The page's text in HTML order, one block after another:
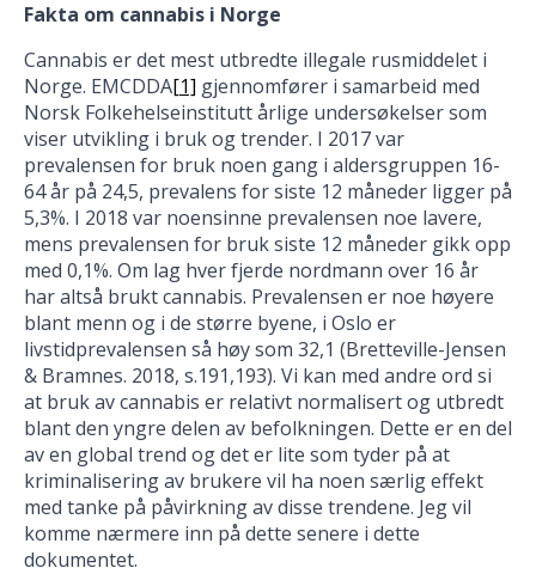
Fakta om cannabis i Norge
Cannabis er det mest utbredte illegale rusmiddelet i
Norge. EMCDDA[1] gjennomfører i samarbeid med
Norsk Folkehelseinstitutt årlige undersøkelser som
viser utvikling i bruk og trender. I 2017 var
prevalensen for bruk noen gang i aldersgruppen 16-
64 år på 24,5, prevalens for siste 12 måneder ligger på
5,3%. I 2018 var noensinne prevalensen noe lavere,
mens prevalensen for bruk siste 12 måneder gikk opp
med 0,1%. Om lag hver fjerde nordmann over 16 år
har altså brukt cannabis. Prevalensen er noe høyere
blant menn og i de større byene, i Oslo er
livstidprevalensen så høy som 32,1 (Bretteville-Jensen
& Bramnes. 2018, s.191,193). Vi kan med andre ord si
at bruk av cannabis er relativt normalisert og utbredt
blant den yngre delen av befolkningen. Dette er en del
av en global trend og det er lite som tyder på at
kriminalisering av brukere vil ha noen særlig effekt
med tanke på påvirkning av disse trendene. Jeg vil
komme nærmere inn på dette senere i dette
dokumentet.